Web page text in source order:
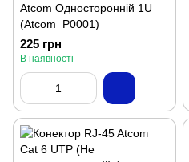
Atcom Односторонній 1U
(Atcom_P0001)
225 грн
В наявності